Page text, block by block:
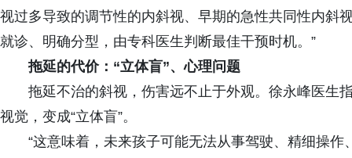
视过多导致的调节性的内斜视、早期的急性共同性内斜
就诊、明确分型，由专科医生判断最佳干预时机。”
拖延的代价：“立体盲”、心理问题
拖延不治的斜视，伤害远不止于外观。徐永峰医生
视觉，变成“立体盲”。
“这意味着，未来孩子可能无法从事驾驶、精细操